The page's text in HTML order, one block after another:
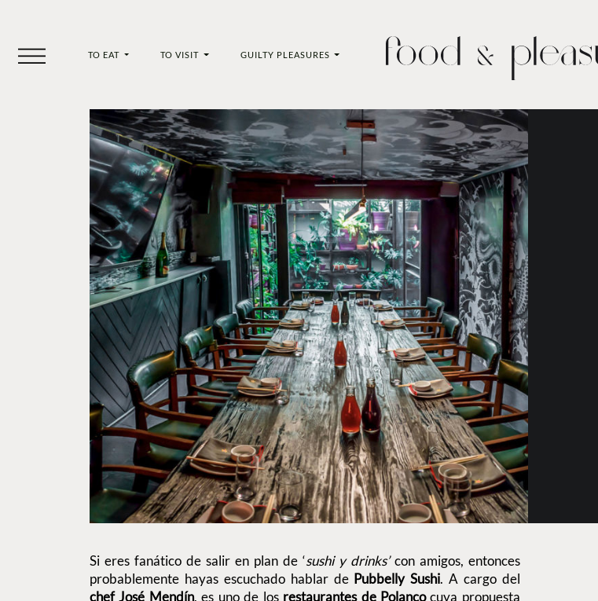
TO EAT TO VISIT GUILTY PLEASURES
Si eres fanático de salir en plan de ‘sushi y drinks’con amigos, entonces
probablemente hayas escuchado hablar dePubbelly Sushi. A cargo del
chef José Mendín, es uno de los restaurantes de Polancocuya propuesta